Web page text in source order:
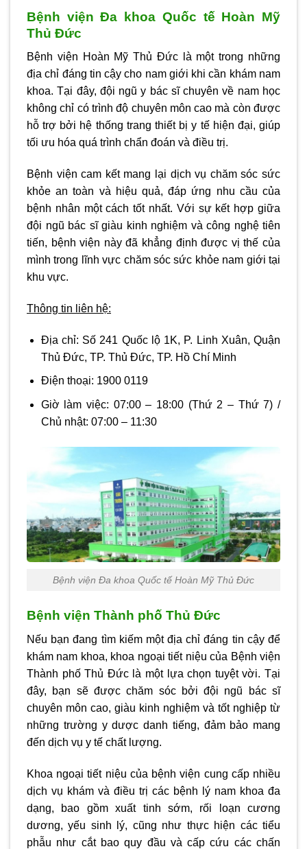
Bệnh viện Đa khoa Quốc tế Hoàn Mỹ
Thủ Đức
Bệnh viện Hoàn Mỹ Thủ Đức là một trong những
địa chỉ đáng tin cậy cho nam giới khi cần khám nam
khoa. Tại đây, đội ngũ y bác sĩ chuyên về nam học
không chỉ có trình độ chuyên môn cao mà còn được
hỗ trợ bởi hệ thống trang thiết bị y tế hiện đại, giúp
tối ưu hóa quá trình chẩn đoán và điều trị.
Bệnh viện cam kết mang lại dịch vụ chăm sóc sức
khỏe an toàn và hiệu quả, đáp ứng nhu cầu của
bệnh nhân một cách tốt nhất. Với sự kết hợp giữa
đội ngũ bác sĩ giàu kinh nghiệm và công nghệ tiên
tiến, bệnh viện này đã khẳng định được vị thế của
mình trong lĩnh vực chăm sóc sức khỏe nam giới tại
khu vực.
Thông tin liên hệ:
Địa chỉ: Số 241 Quốc lộ 1K, P. Linh Xuân, Quận
Thủ Đức, TP. Thủ Đức, TP. Hồ Chí Minh
Điện thoại: 1900 0119
Giờ làm việc: 07:00 – 18:00 (Thứ 2 – Thứ 7) /
Chủ nhật: 07:00 – 11:30
Bệnh viện Đa khoa Quốc tế Hoàn Mỹ Thủ Đức
Bệnh viện Thành phố Thủ Đức
Nếu bạn đang tìm kiếm một địa chỉ đáng tin cậy để
khám nam khoa, khoa ngoại tiết niệu của Bệnh viện
Thành phố Thủ Đức là một lựa chọn tuyệt vời. Tại
đây, bạn sẽ được chăm sóc bởi đội ngũ bác sĩ
chuyên môn cao, giàu kinh nghiệm và tốt nghiệp từ
những trường y dược danh tiếng, đảm bảo mang
đến dịch vụ y tế chất lượng.
Khoa ngoại tiết niệu của bệnh viện cung cấp nhiều
dịch vụ khám và điều trị các bệnh lý nam khoa đa
dạng, bao gồm xuất tinh sớm, rối loạn cương
dương, yếu sinh lý, cũng như thực hiện các tiểu
phẫu như cắt bao quy đầu và cấp cứu các chấn